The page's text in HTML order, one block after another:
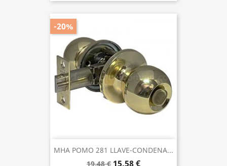
MHA POMO 281 LLAVE-CONDENA...
19,48 € 15,58 €
-20%